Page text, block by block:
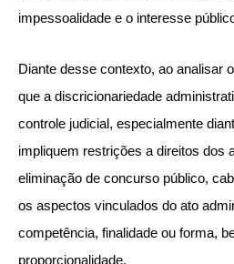
impessoalidade e o interesse
Diante desse contexto, ao analisar
que a discricionariedade
controle judicial, especialmente
impliquem restrições a direitos dos
eliminação de concurso público,
os aspectos vinculados do ato
competência, finalidade ou forma,
proporcionalidade.